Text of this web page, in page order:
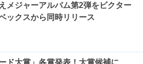
メジャーアルバム第2弾をビクター
ックスから同時リリース
ード大賞」各賞発表！大賞候補に